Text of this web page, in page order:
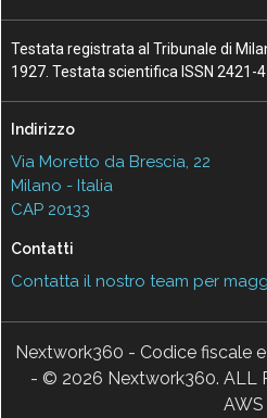
Testata registrata al Tribunale di
1927. Testata scientifica ISSN 2421-
Indirizzo
Via Moretto da Brescia, 22
Milano - Italia
CAP 20133
Contatti
Contatta il nostro team per
Nextwork360 - Codice fiscale
- © 2026 Nextwork360. ALL
AWS